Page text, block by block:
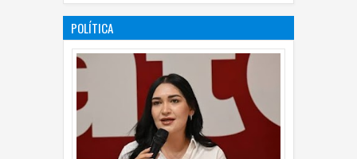
07 Jul 2026 0
POLÍTICA